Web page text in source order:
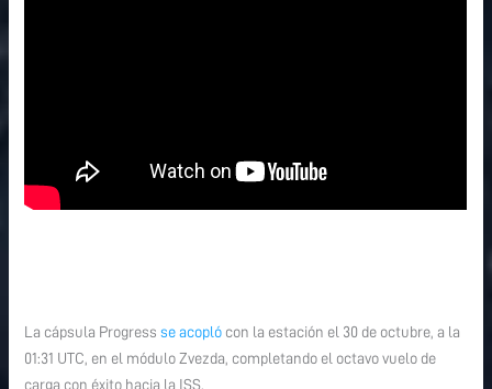
La cápsula Progressse acopló con la estación el 30 de octubre, a la
01:31 UTC, en el módulo Zvezda, completando el octavo vuelo de
carga con éxito hacia la ISS.